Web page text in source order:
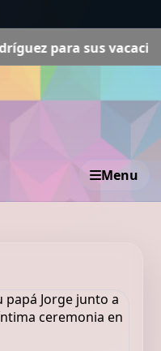
vacaciones: más de
Menu